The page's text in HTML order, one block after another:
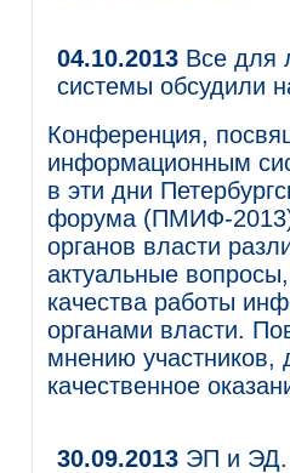
04.10.2013 Все для
системы обсудили
Конференция,
информационным
в эти дни
форума (ПМИФ-
органов власти
актуальные
качества работы
органами власти.
мнению участников,
качественное
30.09.2013 ЭП и ЭД.